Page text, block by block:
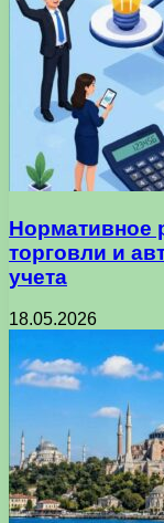
Нормативное
торговли и
учета
18.05.2026